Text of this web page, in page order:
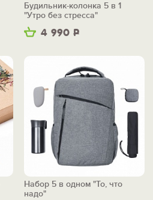
4 990 Р
Будильник-колонка 5 в 1
"Утро без стресса"
Набор 5 в одном "То, что
надо"